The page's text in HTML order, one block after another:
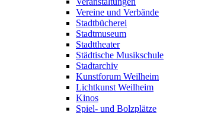
Vereine und Verbände
Stadtbücherei
Stadtmuseum
Stadttheater
Städtische Musikschule
Stadtarchiv
Kunstforum Weilheim
Lichtkunst Weilheim
Kinos
Spiel- und Bolzplätze